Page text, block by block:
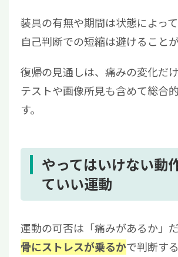
装具の有無や期間は状態によって
自己判断での短縮は避けることが
復帰の見通しは、痛みの変化だ
テストや画像所見も含めて総合
す。
やってはいけない動
ていい運動
運動の可否は「痛みがあるか」だ
骨にストレスが乗るかで判断す